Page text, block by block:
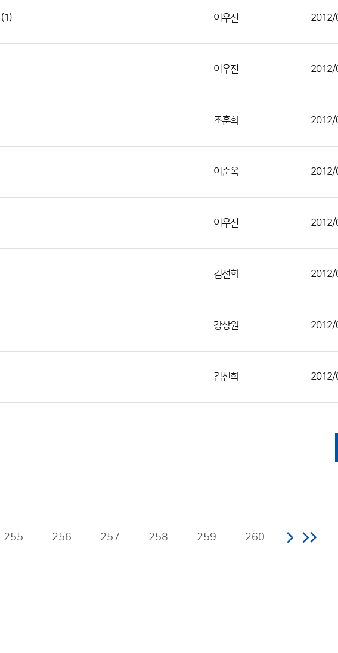
(1) 이우진 2012/
이우진 2012/
조훈희 2012/
이순옥 2012/
이우진 2012/
김선희 2012/
강상원 2012/
김선희 2012/
255 256 257 258 259 260